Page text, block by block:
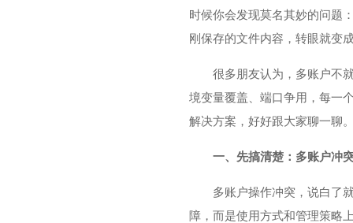
时候你会发现莫名其妙的问题
刚保存的文件内容，转眼就变
很多朋友认为，多账户不
境变量覆盖、端口争用，每一
解决方案，好好跟大家聊一聊
一、先搞清楚：多账户冲
多账户操作冲突，说白了
障，而是使用方式和管理策略